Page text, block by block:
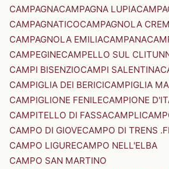
CAMPAGNACAMPAGNA LUPIA
CAMPAGNATICOCAMPAGNOLA
CAMPAGNOLA EMILIACAMPANA
CAMPEGINECAMPELLO SUL
CAMPI BISENZIOCAMPI SALENTINA
CAMPIGLIA DEI BERICICAMPIGLIA
CAMPIGLIONE FENILECAMPIONE
CAMPITELLO DI FASSACAMPLI
CAMPO DI GIOVECAMPO DI TRENS
CAMPO LIGURECAMPO NELL'ELBA
CAMPO SAN MARTINO